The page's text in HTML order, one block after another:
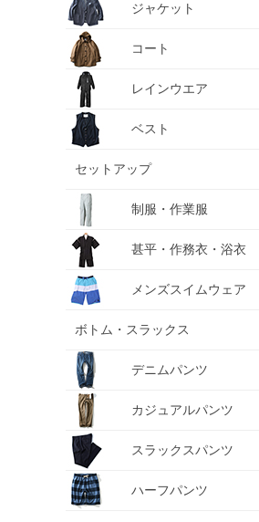
ジャケット
コート
レインウエア
ベスト
セットアップ
制服・作業服
甚平・作務衣・浴衣
メンズスイムウェア
ボトム・スラックス
デニムパンツ
カジュアルパンツ
スラックスパンツ
ハーフパンツ